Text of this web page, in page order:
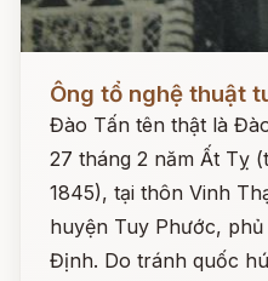
Đọc ngay
Ông tổ nghệ thuật
Đào Tấn tên thật là
27 tháng 2 năm Ất Tỵ
1845), tại thôn Vinh
huyện Tuy Phước,
Định. Do tránh quốc